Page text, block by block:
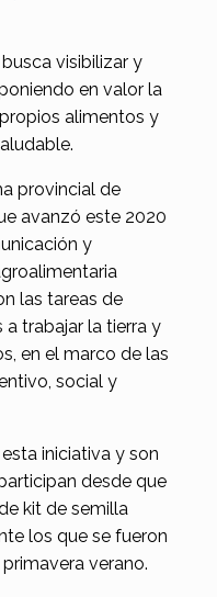
visibilizar y
en valor la
alimentos y
provincial de
avanzó este 2020
y
las tareas de
trabajar la tierra y
en el marco de las
social y
iniciativa y son
desde que
kit de semilla
los que se fueron
verano.